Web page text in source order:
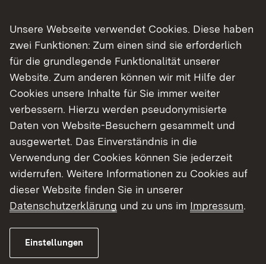
Studiengangsuche schnell den passenden
Studienplatz. Außerdem gibt's eine Schritt-für-
Schritt-Anleitung zu deinem Traum-Studium.
Finde dein Studium in Baden-Württemberg
Unsere Webseite verwendet Cookies. Diese haben
zwei Funktionen: Zum einen sind sie erforderlich
für die grundlegende Funktionalität unserer
Website. Zum anderen können wir mit Hilfe der
Cookies unsere Inhalte für Sie immer weiter
verbessern. Hierzu werden pseudonymisierte
Daten von Website-Besuchern gesammelt und
ausgewertet. Das Einverständnis in die
Verwendung der Cookies können Sie jederzeit
widerrufen. Weitere Informationen zu Cookies auf
dieser Website finden Sie in unserer
Datenschutzerklärung und zu uns im Impressum.
Einstellungen